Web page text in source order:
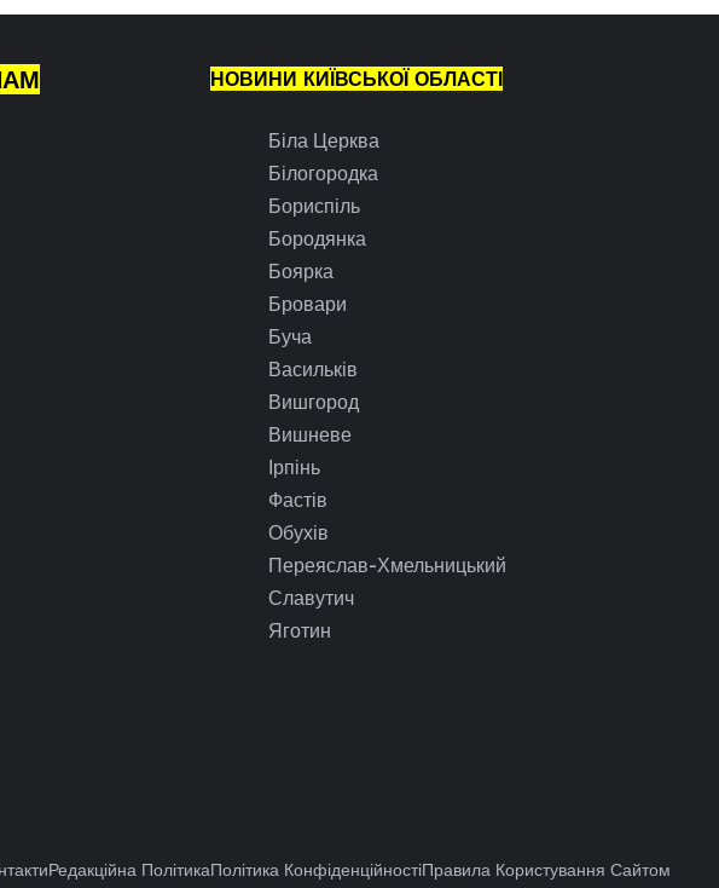
НОВИНИ КИЇВСЬКОЇ ОБЛАСТІ
Біла Церква
Білогородка
Бориспіль
Бородянка
Боярка
Бровари
Буча
Васильків
Вишгород
Вишневе
Ірпінь
Фастів
Обухів
Переяслав-Хмельницький
Славутич
Яготин
Редакційна ПолітикаПолітика КонфіденційностіПравила Користування Сайтом